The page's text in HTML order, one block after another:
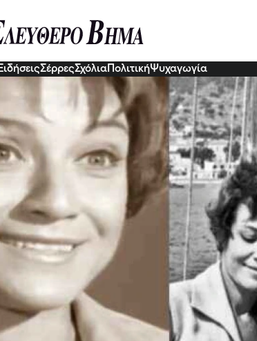
ΕιδήσειςΣέρρεςΣχόλια ΠολιτικήΨυχαγωγία
Τα βασανιστήρια το
πρόωρος θάνατος στα 63